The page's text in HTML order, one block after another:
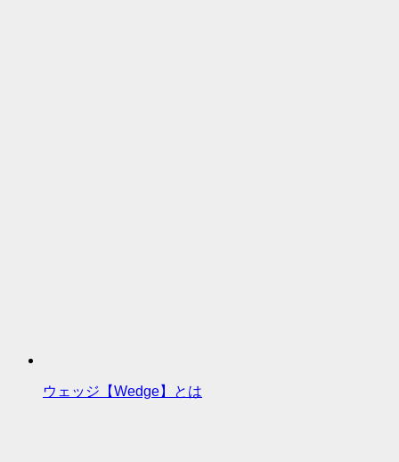
ウェッジ【Wedge】とは